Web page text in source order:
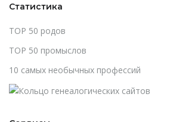
Статистика
TOP 50 родов
TOP 50 промыслов
10 самых необычных профессий